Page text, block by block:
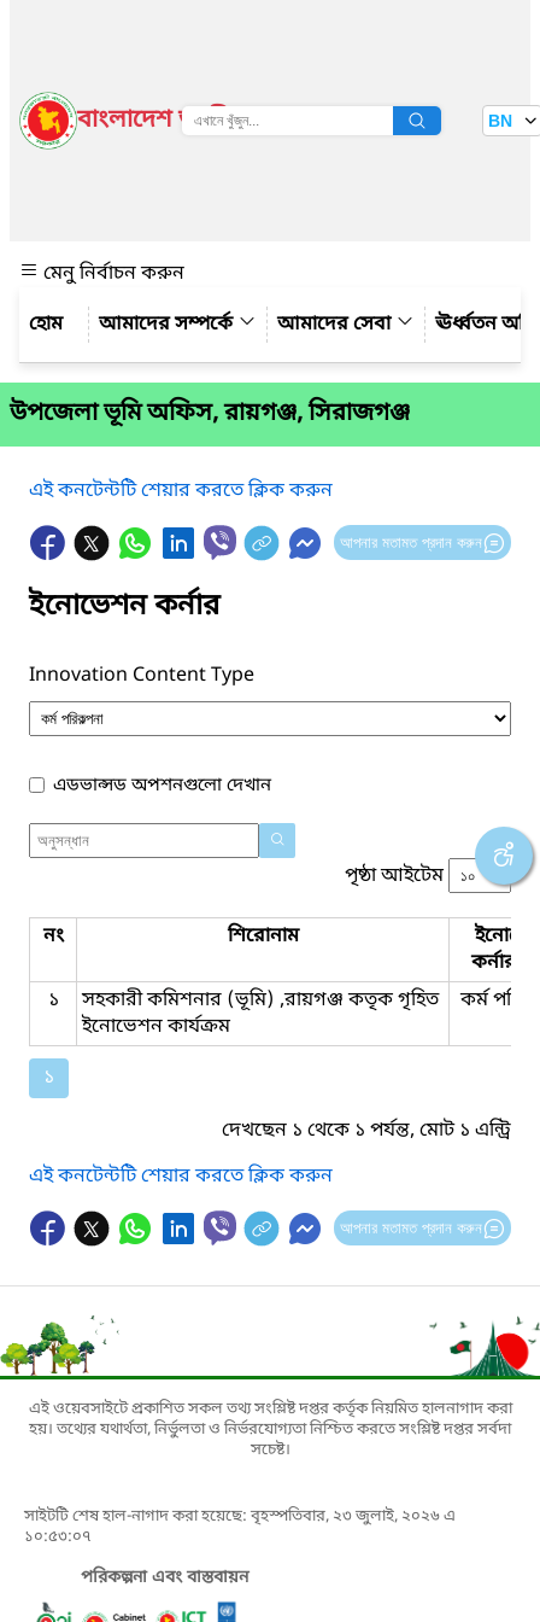
বাংলাদেশ জাতীয় তথ্য বাতায়ন BN
মেনু নির্বাচন করুন
আমাদের সম্পর্কে
আমাদের সেবা ঊর্ধ্বতন
উপজেলা ভূমি অফিস, রায়গঞ্জ, সিরাজগঞ্জ
এই কনটেন্টটি শেয়ার করতে ক্লিক করুন
আপনার মতামত প্রদান করুন
ইনোভেশন কর্নার
Innovation Content Type
এডভান্সড অপশনগুলো দেখান
পৃষ্ঠা আইটেম
নং শিরোনাম
কর্নার
১
সহকারী কমিশনার (ভূমি) ,রায়গঞ্জ কতৃক গৃহিত
ইনোভেশন কার্যক্রম
কর্ম
১
দেখছেন ১ থেকে ১ পর্যন্ত, মোট ১ এন্ট্রি
এই কনটেন্টটি শেয়ার করতে ক্লিক করুন
আপনার মতামত প্রদান করুন
এই ওয়েবসাইটে প্রকাশিত সকল তথ্য সংশ্লিষ্ট দপ্তর কর্তৃক নিয়মিত হালনাগাদ করা
হয়। তথ্যের যথার্থতা, নির্ভুলতা ও নির্ভরযোগ্যতা নিশ্চিত করতে সংশ্লিষ্ট দপ্তর সর্বদা
সচেষ্ট।
সাইটটি শেষ হাল-নাগাদ করা হয়েছে: বৃহস্পতিবার, ২৩ জুলাই, ২০২৬ এ
১০:৫৩:০৭
পরিকল্পনা এবং বাস্তবায়ন